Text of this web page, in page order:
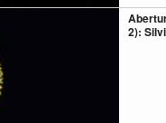
2):